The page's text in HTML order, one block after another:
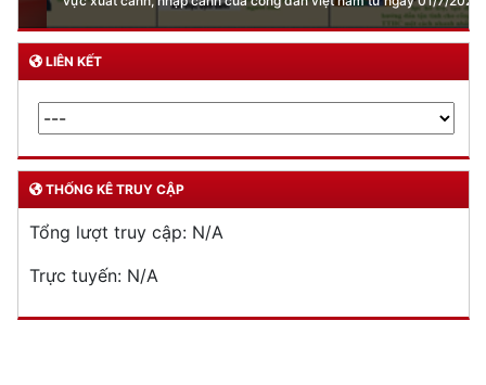
LIÊN KẾT
THỐNG KÊ TRUY CẬP
Tổng lượt truy cập: N/A
Trực tuyến: N/A